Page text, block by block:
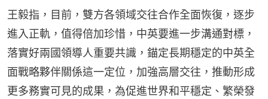
王毅指，目前，雙方各領域交往合作全面恢復，逐步
進入正軌，值得倍加珍惜，中英要進一步溝通對標，
落實好兩國領導人重要共識，錨定長期穩定的中英全
面戰略夥伴關係這一定位，加強高層交往，推動形成
更多務實可見的成果，為促進世界和平穩定、繁榮發